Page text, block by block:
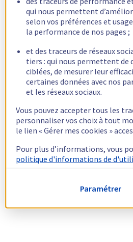
qui nous permettent
selon vos préférences et
la performance de nos pages ;
et des traceurs de réseaux
tiers : qui nous permettent de
ciblées, de mesurer leur
certaines données avec nos
et les réseaux sociaux.
Vous pouvez accepter tous les
personnaliser vos choix à tout
le lien « Gérer mes cookies »
Pour plus d’informations, vous
politique d'informations de
Paramétrer